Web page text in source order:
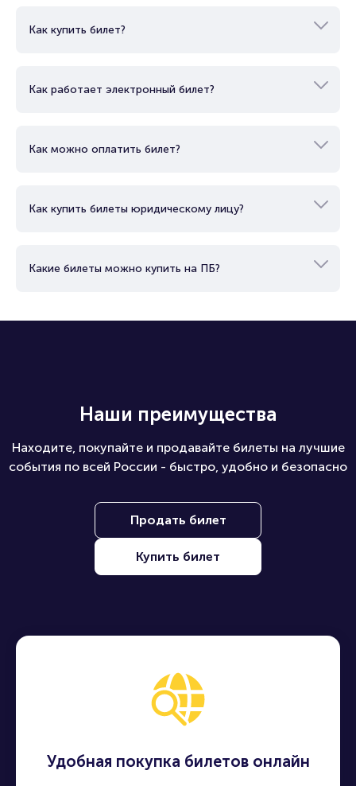
Как купить билет?
Как работает электронный билет?
Как можно оплатить билет?
Как купить билеты юридическому лицу?
Какие билеты можно купить на ПБ?
Наши преимущества
Находите, покупайте и продавайте билеты на лучшие
события по всей России - быстро, удобно и безопасно
Продать билет
Купить билет
Удобная покупка билетов онлайн